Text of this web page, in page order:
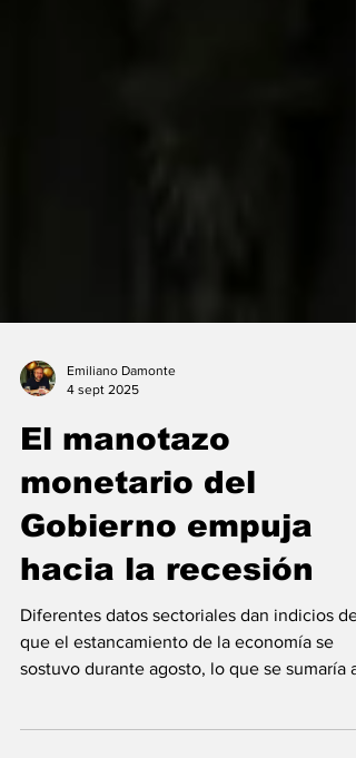
Emiliano Damonte
El manotazo
monetario del
Gobierno empuja
Diferentes datos sectoriales dan indicios de
que el estancamiento de la economía se
la caída...